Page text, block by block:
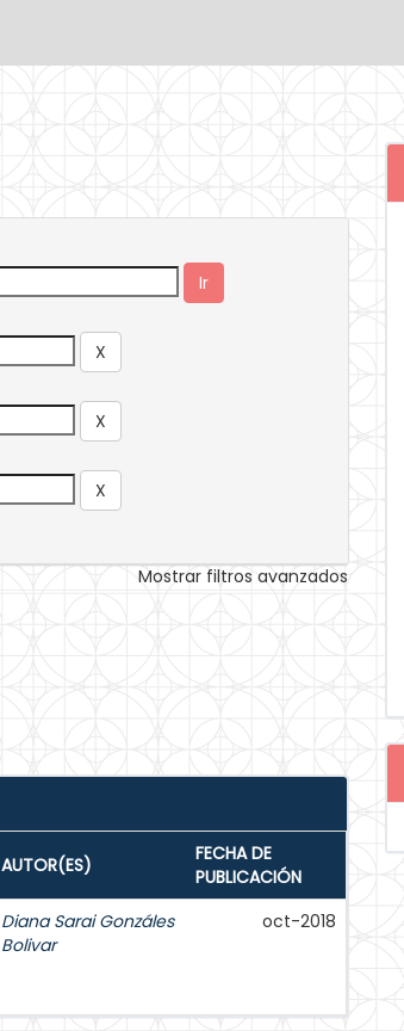
Mostrar filtros avanzados
AUTOR(ES)
FECHA DE
PUBLICACIÓN
Diana Sarai Gonzáles
Bolivar
oct-2018